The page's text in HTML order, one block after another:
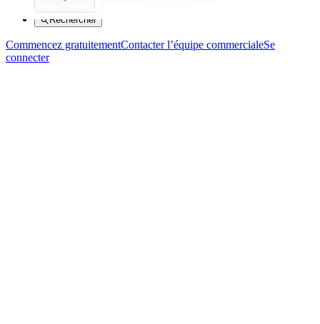
Rechercher
Commencez gratuitementContacter l’équipe commercialeSe
connecter